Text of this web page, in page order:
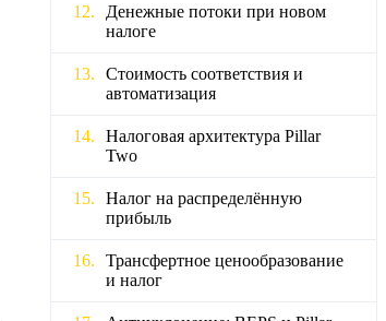
Денежные потоки при новом
налоге
Стоимость соответствия и
автоматизация
Налоговая архитектура Pillar
Two
Налог на распределённую
прибыль
Трансфертное ценообразование
и налог